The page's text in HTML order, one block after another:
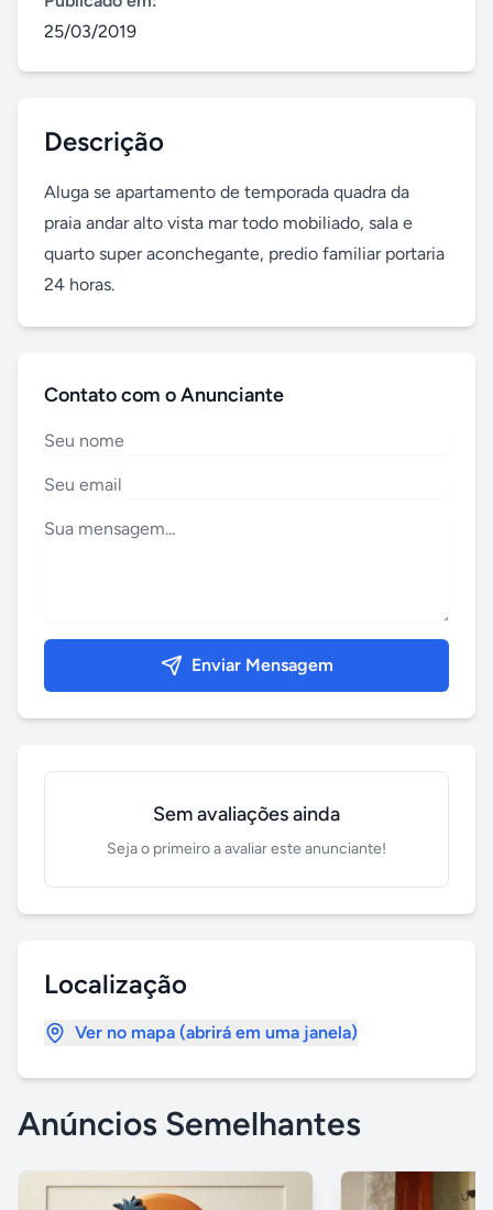
25/03/2019
Descrição
Aluga se apartamento de temporada quadra da
praia andar alto vista mar todo mobiliado, sala e
quarto super aconchegante, predio familiar portaria
24 horas.
Contato com o Anunciante
Enviar Mensagem
Sem avaliações ainda
Seja o primeiro a avaliar este anunciante!
Localização
Ver no mapa (abrirá em uma janela)
Anúncios Semelhantes